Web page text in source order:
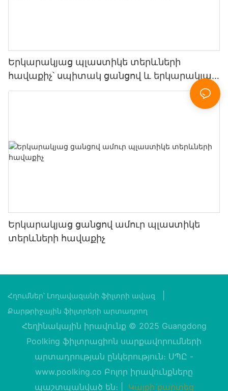
Երկարակյաց պլաստիկե տերևների
հավաքիչ՝ սպիտակ ցանցով և երկարակյաց
ցանցով
Երկարակյաց ցանցով ամուր պլաստիկե
տերևների հավաքիչ
Հղումներ՝ Լողավազանի ֆիլտրի ավազ
Քարթրիջային ֆիլտրերի արտադրող
Հեղինակային իրավունք © 2025 Guangdong
Poolking ֆիլտրացիոն սարքավորումների
արտադրության ընկերություն։ ՍՊԸ -
www.poolking.co Բոլոր իրավունքները
պաշտպանված են։ |
Կայքի քարտեզ